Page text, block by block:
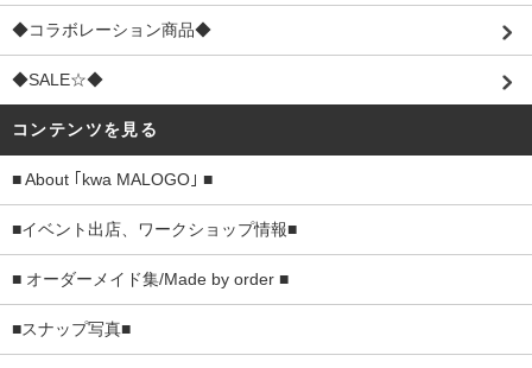
◆コラボレーション商品◆
◆SALE☆◆
コンテンツを見る
■ About ｢kwa MALOGO｣ ■
■イベント出店、ワークショップ情報■
■ オーダーメイド集/Made by order ■
■スナップ写真■